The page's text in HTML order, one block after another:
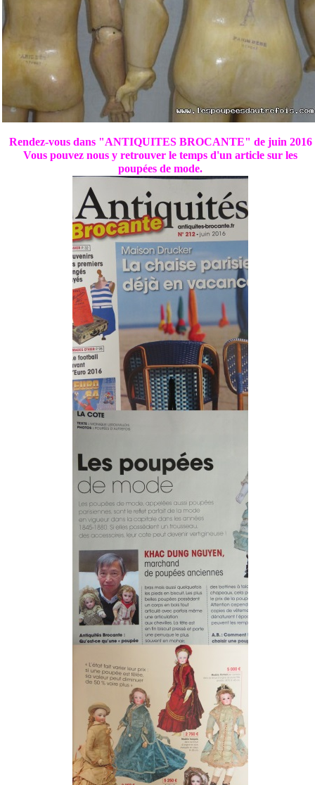
Rendez-vous dans "ANTIQUITES BROCANTE" de juin 2016
Vous pouvez nous y retrouver le temps d'un article sur les
poupées de mode.